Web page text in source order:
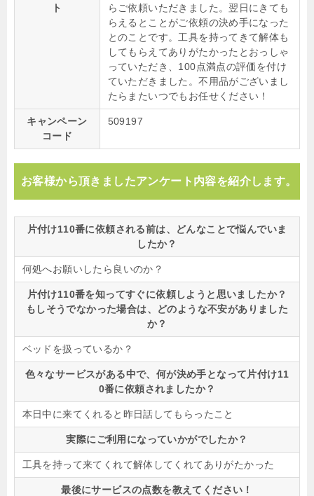
ト
らご依頼いただきました。翌日にきても
らえるとことがご依頼の決め手になった
とのことです。工具を持ってきて解体も
してもらえてありがたかったとおっしゃ
っていただき、100点満点の評価を付け
ていただきました。不用品がございまし
たらまたいつでもお任せください！
キャンペーン
コード
509197
お客様から頂きましたアンケート内容を紹介します。
片付け110番に依頼される前は、どんなことで悩んでいま
したか？
何処へお願いしたら良いのか？
片付け110番を知ってすぐに依頼しようと思いましたか？
もしそうでなかった場合は、どのような不安がありました
か？
ベッドを扱っているか？
色々なサービスがある中で、何が決め手となって片付け11
0番に依頼されましたか？
本日中に来てくれると昨日話してもらったこと
実際にご利用になっていかがでしたか？
工具を持って来てくれて解体してくれてありがたかった
最後にサービスの点数を教えてください！